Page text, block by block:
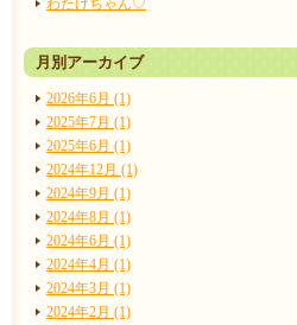
月別アーカイブ
2026年6月 (1)
2025年7月 (1)
2025年6月 (1)
2024年12月 (1)
2024年9月 (1)
2024年8月 (1)
2024年6月 (1)
2024年4月 (1)
2024年3月 (1)
2024年2月 (1)